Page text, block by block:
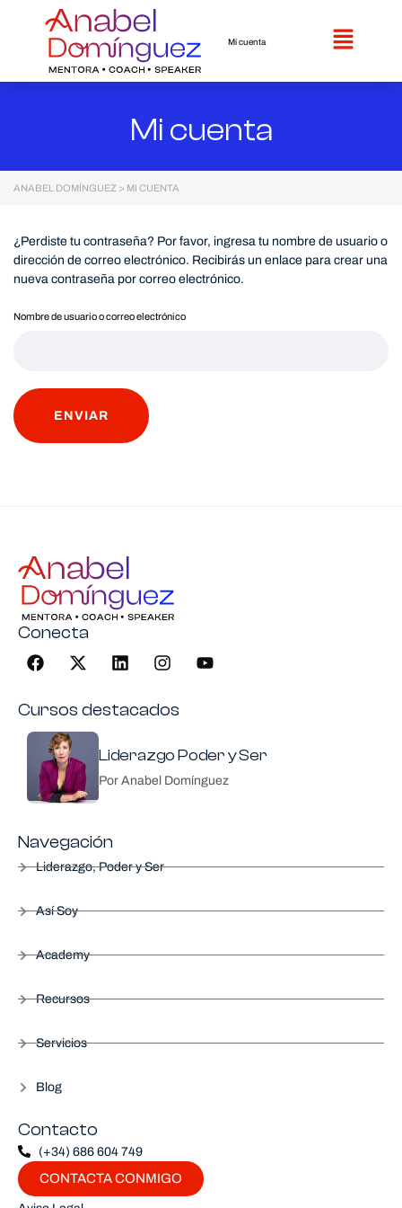
Mi cuenta
Mi cuenta
ANABEL DOMÍNGUEZ > MI CUENTA
¿Perdiste tu contraseña? Por favor, ingresa tu nombre de usuario o
dirección de correo electrónico. Recibirás un enlace para crear una
nueva contraseña por correo electrónico.
Nombre de usuario o correo electrónico
ENVIAR
Conecta
Cursos destacados
Liderazgo Poder y Ser
Por Anabel Domínguez
Navegación
Liderazgo, Poder y Ser
Así Soy
Academy
Recursos
Servicios
Blog
Contacto
(+34) 686 604 749
CONTACTA CONMIGO